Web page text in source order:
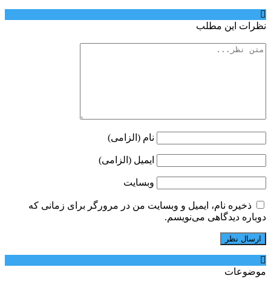
نظرات این مطلب
نام (الزامی)
ایمیل (الزامی)
وبسایت
ذخیره نام، ایمیل و وبسایت من در مرورگر برای زمانی که
دوباره دیدگاهی می‌نویسم.
موضوعات